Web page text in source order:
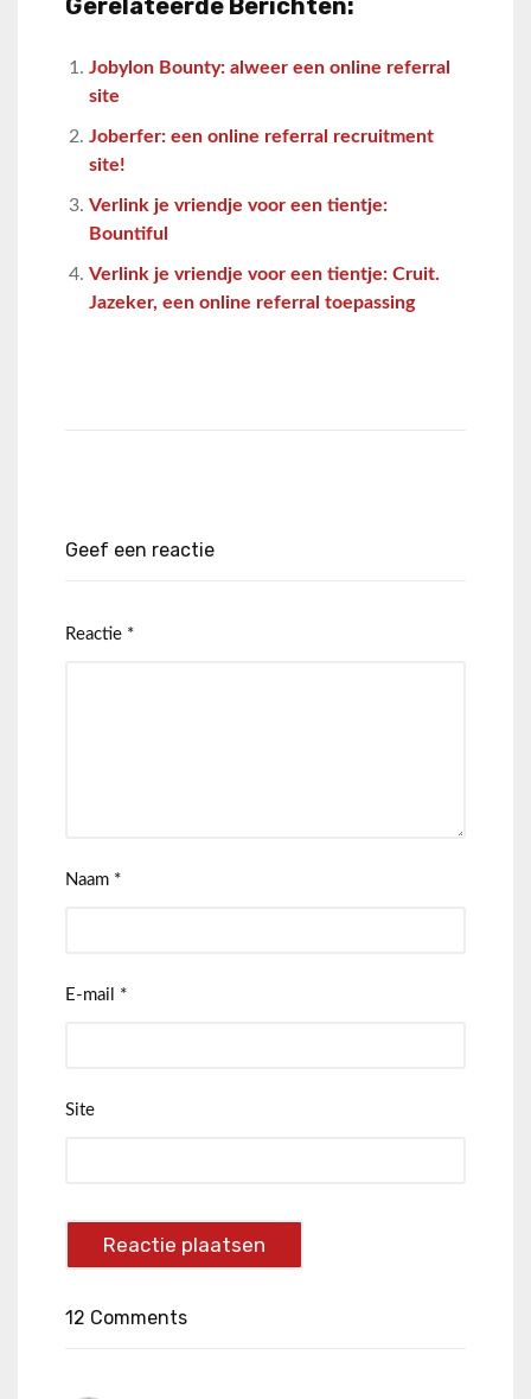
Gerelateerde Berichten:
Jobylon Bounty: alweer een online referral
site
Joberfer: een online referral recruitment
site!
Verlink je vriendje voor een tientje:
Bountiful
Verlink je vriendje voor een tientje: Cruit.
Jazeker, een online referral toepassing
Geef een reactie
Reactie *
Naam *
E-mail *
Site
12 Comments